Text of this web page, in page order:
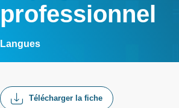
professionnel
Langues
Télécharger la fiche